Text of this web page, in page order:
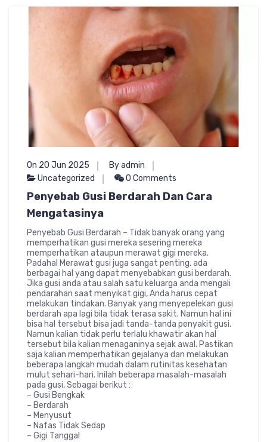
On 20 Jun 2025
By admin
Uncategorized
0 Comments
Penyebab Gusi Berdarah Dan Cara
Mengatasinya
Penyebab Gusi Berdarah – Tidak banyak orang yang
memperhatikan gusi mereka sesering mereka
memperhatikan ataupun merawat gigi mereka.
Padahal Merawat gusi juga sangat penting. ada
berbagai hal yang dapat menyebabkan gusi berdarah.
Jika gusi anda atau salah satu keluarga anda mengali
pendarahan saat menyikat gigi, Anda harus cepat
melakukan tindakan. Banyak yang menyepelekan gusi
berdarah apa lagi bila tidak terasa sakit. Namun hal ini
bisa hal tersebut bisa jadi tanda-tanda penyakit gusi.
Namun kalian tidak perlu terlalu khawatir akan hal
tersebut bila kalian menaganinya sejak awal. Pastikan
saja kalian memperhatikan gejalanya dan melakukan
beberapa langkah mudah dalam rutinitas kesehatan
mulut sehari-hari. Inilah beberapa masalah-masalah
pada gusi, Sebagai berikut :
– Gusi Bengkak
– Berdarah
– Menyusut
– Nafas Tidak Sedap
– Gigi Tanggal